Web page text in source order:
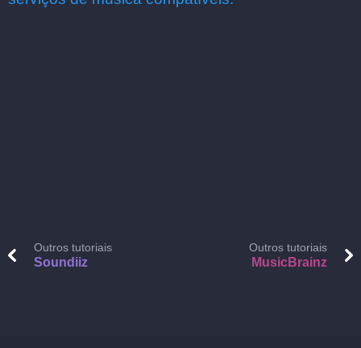
Outros tutoriais
Soundiiz
Outros tutoriais
MusicBrainz